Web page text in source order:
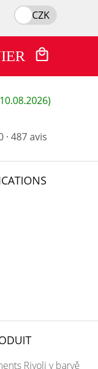
CZK
· 487 avis
Rivoli v barvě